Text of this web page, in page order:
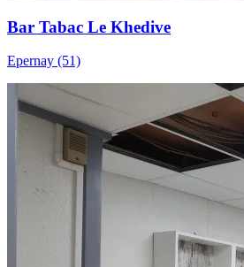
Bar Tabac Le Khedive
Epernay (51)